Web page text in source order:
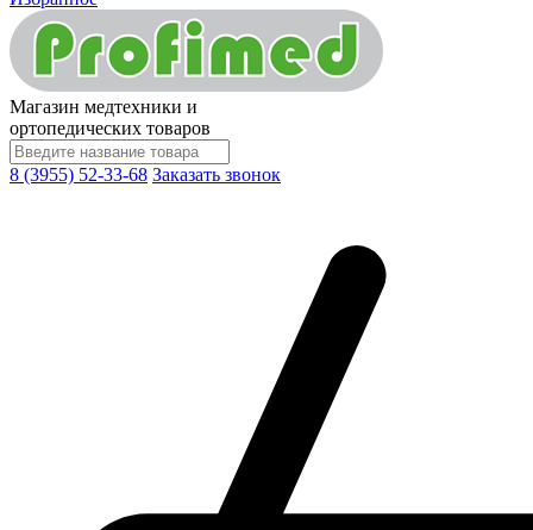
Магазин медтехники и
ортопедических товаров
8 (3955) 52-33-68 Заказать звонок